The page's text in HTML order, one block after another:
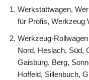
Werkstattwagen,
für Profis, Werkzeug
Werkzeug-
Nord, Heslach, Süd,
Gaisburg, Berg,
Hoffeld, Sillenbuch,